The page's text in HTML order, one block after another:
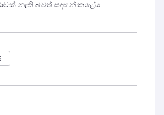
නැති බවත් සඳහන් කළේය.